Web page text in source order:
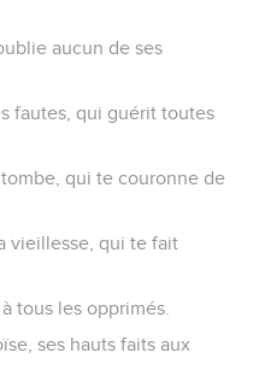
aucun de ses
fautes, qui guérit toutes
qui te couronne de
vieillesse, qui te fait
tous les opprimés.
ses hauts faits aux